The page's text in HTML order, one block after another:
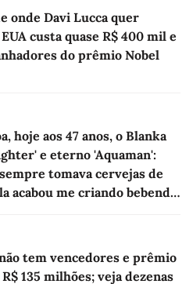
onde Davi Lucca quer
custa quase R$ 400 mil e
do prêmio Nobel
hoje aos 47 anos, o Blanka
e eterno 'Aquaman':
tomava cervejas de
acabou me criando bebendo
tem vencedores e prêmio
135 milhões; veja dezenas